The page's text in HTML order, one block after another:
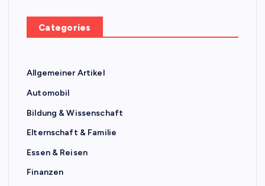
Categories
Allgemeiner Artikel
Automobil
Bildung & Wissenschaft
Elternschaft & Familie
Essen & Reisen
Finanzen